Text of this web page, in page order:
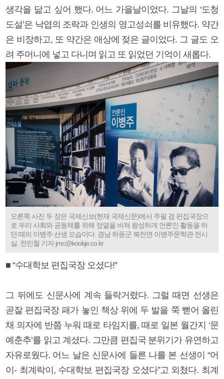
생각을 닮고 싶어 했다. 어느 가을날이었다. 그날의 ‘도청
도설’은 낙엽의 조락과 인생의 영고성쇠를 비유했다. 약간
은 비장하고, 또 약간은 애상에 젖은 글이었다. 그 글도 오
려 주머니에 넣고 다니며 읽고 또 읽었던 기억이 새롭다.
오른쪽 사진 두 장은 국제신보(현재 국제신문)에서 주필 겸 편집국장으
로 우리 사회와 공동체를 위해 정열을 바쳐 왕성하게 언론인 활동을 하
던 때의 이병주 선생 모습이다. 경남 하동군 북천면 이병주문학관 전시
실. 전민철 기자 jmc@kookje.co.kr
■ “수대학보 편집국장 오셨다!”
그 뒤에도 신문사에 계속 들락거렸다. 그럴 때면 선생은
곧잘 편집국장 패가 놓인 책상 위에 두 발을 쭉 뻗어 올린
채 의자에 반쯤 누워 때로 타임지를, 때로 일본 월간지 ‘문
예춘추’를 읽고 계셨다. 그만큼 편집국 분위기가 유연하고
자유로웠다. 어느 날은 신문사에 들른 나를 본 선생이 “어
이- 최계락이, 수대학보 편집국장 오셨다”고 외쳤다. 최계